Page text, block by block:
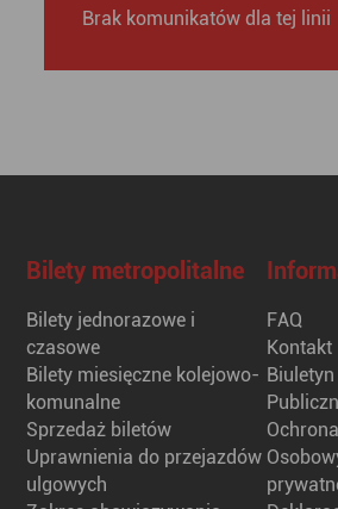
Brak komunikatów dla tej linii
Bilety metropolitalne
Bilety jednorazowe i
czasowe
Bilety miesięczne kolejowo-
komunalne
Sprzedaż biletów
Uprawnienia do przejazdów
ulgowych
FAQ
Kontakt